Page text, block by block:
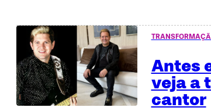
Antes
veja a
cantor